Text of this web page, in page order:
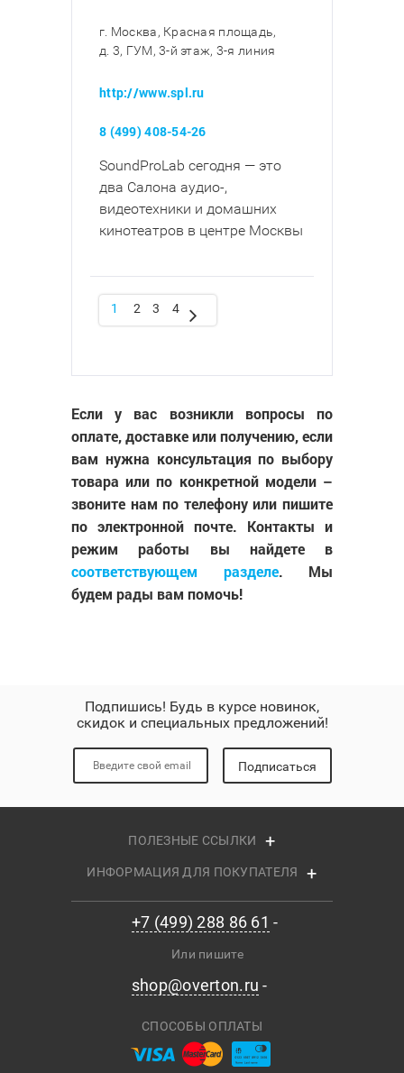
г. Москва, Красная площадь,
д. 3, ГУМ, 3-й этаж, 3-я линия
http://www.spl.ru
8 (499) 408-54-26
SoundProLab сегодня — это
два Салона аудио-,
видеотехники и домашних
кинотеатров в центре Москвы
1 2 3 4
Если у вас возникли вопросы по
оплате, доставке или получению, если
вам нужна консультация по выбору
товара или по конкретной модели –
звоните нам по телефону или пишите
по электронной почте. Контакты и
режим работы вы найдете в
соответствующем разделе. Мы
будем рады вам помочь!
Подпишись! Будь в курсе новинок,
скидок и специальных предложений!
Подписаться
ПОЛЕЗНЫЕ ССЫЛКИ
ИНФОРМАЦИЯ ДЛЯ ПОКУПАТЕЛЯ
+7 (499) 288 86 61
Или пишите
shop@overton.ru
СПОСОБЫ ОПЛАТЫ